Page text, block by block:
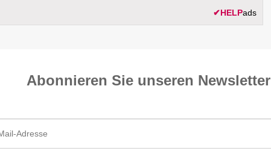
✔HELPads
Abonnieren Sie unseren News­letter